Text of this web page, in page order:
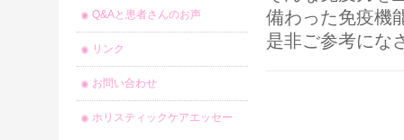
備わった免疫機
是非ご参考にな
Q&Aと患者さんのお声
リンク
お問い合わせ
ホリスティックケアエッセー